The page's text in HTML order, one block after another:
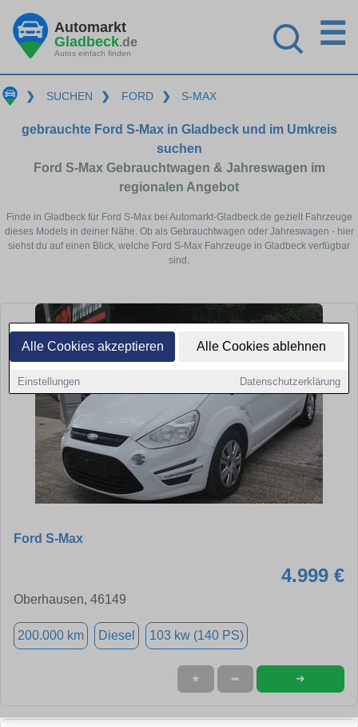
Alle Cookies akzeptieren Alle Cookies ablehnen
Einstellungen Datenschutzerklärung
Automarkt
Gladbeck.de
Autos einfach finden
☰
❯ SUCHEN ❯ FORD ❯ S-MAX
gebrauchte Ford S-Max in Gladbeck und im Umkreis
suchen
Ford S-Max Gebrauchtwagen & Jahreswagen im
regionalen Angebot
Finde in Gladbeck für Ford S-Max bei Automarkt-Gladbeck.de gezielt Fahrzeuge
dieses Models in deiner Nähe. Ob als Gebrauchtwagen oder Jahreswagen - hier
siehst du auf einen Blick, welche Ford S-Max Fahrzeuge in Gladbeck verfügbar
sind.
Ford S-Max
4.999 €
Oberhausen, 46149
200.000 km Diesel 103 kw (140 PS)
★ ➦ ➜